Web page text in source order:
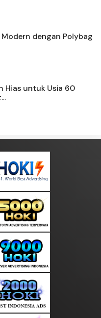
dengan Polybag
Hias untuk Usia 60